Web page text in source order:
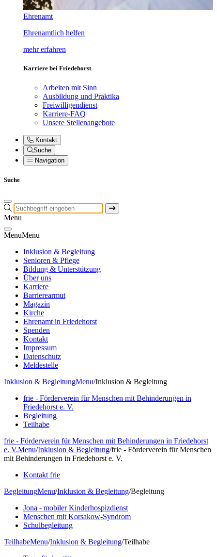
Ehrenamt
Ehrenamtlich helfen
mehr erfahren
Karriere bei Friedehorst
Arbeiten mit Sinn
Ausbildung und Praktika
Freiwilligendienst
Karriere-FAQ
Unsere Stellenangebote
Kontakt
Suche
Navigation
Suche
Menu
MenuMenu
Inklusion & Begleitung
Senioren & Pflege
Bildung & Unterstützung
Über uns
Karriere
Barrierearmut
Magazin
Kirche
Ehrenamt in Friedehorst
Spenden
Kontakt
Impressum
Datenschutz
Meldestelle
Inklusion & BegleitungMenu/Inklusion & Begleitung
frie - Förderverein für Menschen mit Behinderungen in
Friedehorst e. V.
Begleitung
Teilhabe
frie - Förderverein für Menschen mit Behinderungen in Friedehorst
e. V.Menu/Inklusion & Begleitung/frie - Förderverein für Menschen
mit Behinderungen in Friedehorst e. V.
Kontakt frie
BegleitungMenu/Inklusion & Begleitung/Begleitung
Jona - mobiler Kinderhospizdienst
Menschen mit Korsakow-Syndrom
Schulbegleitung
TeilhabeMenu/Inklusion & Begleitung/Teilhabe